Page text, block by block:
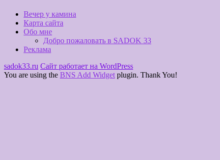
Вечер у камина
Карта сайта
Обо мне
Добро пожаловать в SADOK 33
Реклама
sadok33.ru Сайт работает на WordPress
You are using the BNS Add Widget plugin. Thank You!